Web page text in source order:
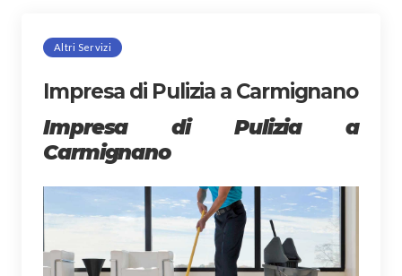
Altri Servizi
Impresa di Pulizia a Carmignano
Impresa di Pulizia a
Carmignano